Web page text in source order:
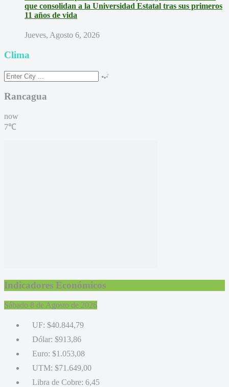
que consolidan a la Universidad Estatal tras sus primeros
11 años de vida
Jueves, Agosto 6, 2026
Clima
Rancagua
now
7℃
Indicadores Económicos
Sábado 8 de Agosto de 2026
UF: $40.844,79
Dólar: $913,86
Euro: $1.053,08
UTM: $71.649,00
Libra de Cobre: 6,45